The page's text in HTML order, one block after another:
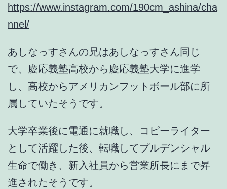
https://www.instagram.com/190cm_ashina/cha
nnel/
あしなっすさんの兄はあしなっすさん同じ
で、 慶応義塾高校から慶応義塾大学に進学
し、高校からアメリカンフットボール部に所
属していたそうです。
大学卒業後に電通に就職 し、コピーライター
として活躍した後、 転職してプルデンシャル
生命で働き、新入社員から営業所長にまで昇
進されたそうです。